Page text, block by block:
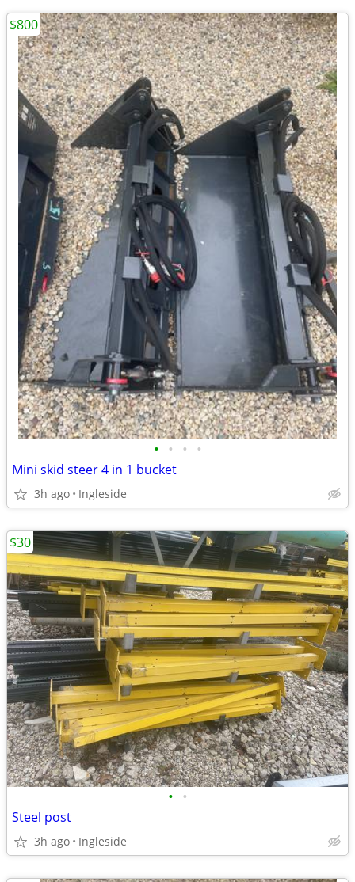
• • • •
Mini skid steer 4 in 1 bucket
3h ago Ingleside
$800
• •
Steel post
3h ago Ingleside
$30